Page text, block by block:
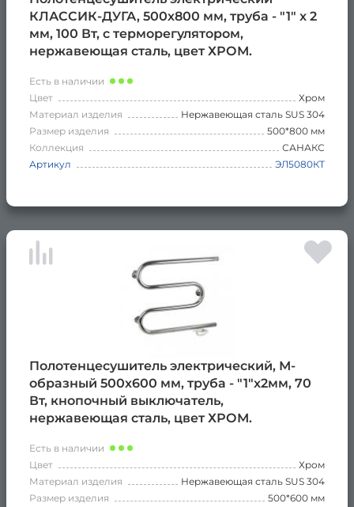
КЛАССИК-ДУГА, 500х800 мм, труба - "1" x 2
мм, 100 Вт, с терморегулятором,
нержавеющая сталь, цвет ХРОМ.
Есть в наличии
Цвет
Хром
Материал изделия
Нержавеющая сталь SUS 304
Размер изделия
500*800 мм
Коллекция
САНАКС
Артикул
ЭЛ5080КТ
Полотенцесушитель электрический, М-
образный 500х600 мм, труба - "1"x2мм, 70
Вт, кнопочный выключатель,
нержавеющая сталь, цвет ХРОМ.
Есть в наличии
Цвет
Хром
Материал изделия
Нержавеющая сталь SUS 304
Размер изделия
500*600 мм